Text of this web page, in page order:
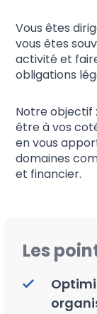
Vous êtes
vous êtes
activité et
obligations
Notre objectif :
être à vos
en vous
domaines
et financier.
Les